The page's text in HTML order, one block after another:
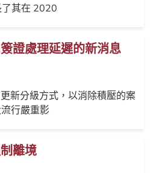
了其在 2020
證處理延遲的新消息
新分級方式，以消除積壓的案
行嚴重影
離境